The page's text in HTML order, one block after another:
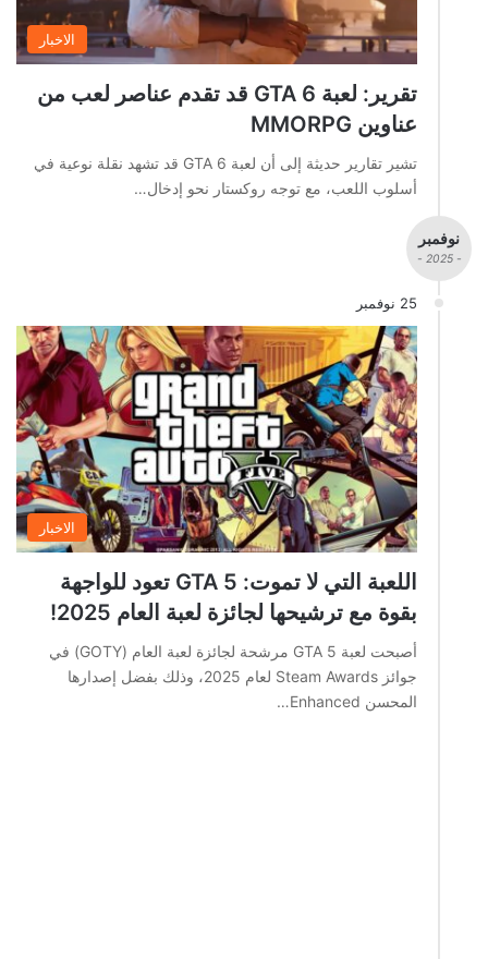
الاخبار
تقرير: لعبة GTA 6 قد تقدم عناصر لعب من
عناوين MMORPG
تشير تقارير حديثة إلى أن لعبة GTA 6 قد تشهد نقلة نوعية في
أسلوب اللعب، مع توجه روكستار نحو إدخال…
نوفمبر
- 2025 -
25 نوفمبر
الاخبار
اللعبة التي لا تموت: GTA 5 تعود للواجهة
بقوة مع ترشيحها لجائزة لعبة العام 2025!
أصبحت لعبة GTA 5 مرشحة لجائزة لعبة العام (GOTY) في
جوائز Steam Awards لعام 2025، وذلك بفضل إصدارها
المحسن Enhanced…